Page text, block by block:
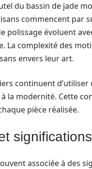
du bassin de jade
commencent par
polissage évoluent
La complexité des
envers leur art.
continuent
la modernité. Cette
pièce réalisée.
associée à des